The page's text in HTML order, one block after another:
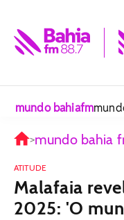
mundo bahiafm
>mundo bahia
ATITUDE
Malafaia
2025: 'O